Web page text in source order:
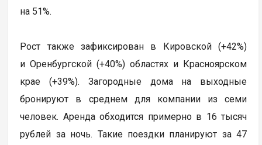
на 51%.
Рост также зафиксирован в Кировской (+42%)
и Оренбургской (+40%) областях и Красноярском
крае (+39%). Загородные дома на выходные
бронируют в среднем для компании из семи
человек. Аренда обходится примерно в 16 тысяч
рублей за ночь. Такие поездки планируют за 47